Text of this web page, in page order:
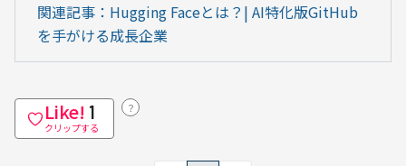
関連記事：Hugging Faceとは？| AI特化版GitHub
を手がける成長企業
Like! 1
クリップする
？